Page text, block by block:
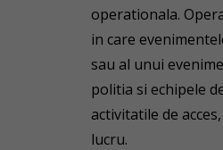
operationala.
in care
sau al unui
politia si echipele
activitatile de
lucru.